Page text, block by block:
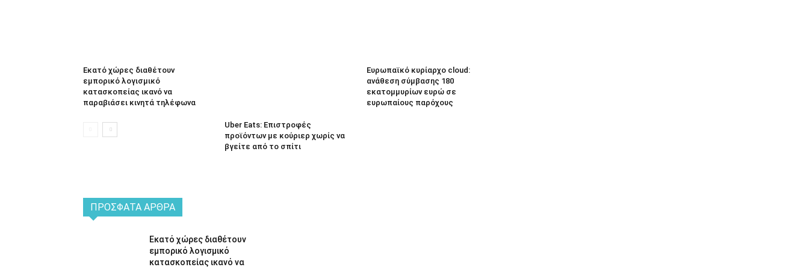
Εκατό χώρες διαθέτουν
εμπορικό λογισμικό
κατασκοπείας ικανό να
παραβιάσει κινητά τηλέφωνα
Uber Eats: Επιστροφές
προϊόντων με κούριερ χωρίς να
βγείτε από το σπίτι
Ευρωπαϊκό κυρίαρχο cloud:
ανάθεση σύμβασης 180
εκατομμυρίων ευρώ σε
ευρωπαίους παρόχους
ΠΡΌΣΦΑΤΑ ΆΡΘΡΑ
Εκατό χώρες διαθέτουν
εμπορικό λογισμικό
κατασκοπείας ικανό να